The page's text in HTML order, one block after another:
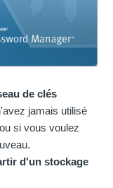
de clés
jamais utilisé
si vous voulez
d'un stockage